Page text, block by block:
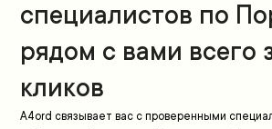
специалистов по
рядом с вами всего
кликов
A4ord связывает вас с проверенными